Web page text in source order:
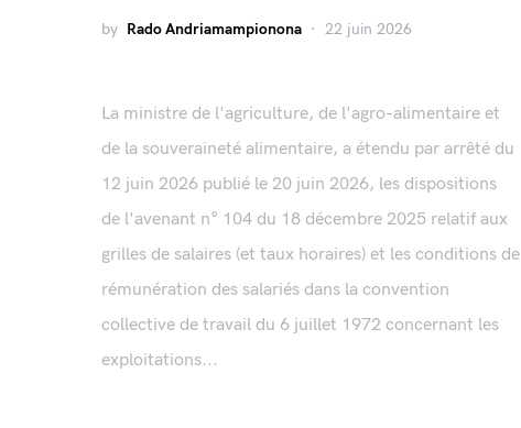
by Rado Andriamampionona 22 juin 2026
La ministre de l'agriculture, de l'agro-alimentaire et
de la souveraineté alimentaire, a étendu par arrêté du
12 juin 2026 publié le 20 juin 2026, les dispositions
de l'avenant n° 104 du 18 décembre 2025 relatif aux
grilles de salaires (et taux horaires) et les conditions de
rémunération des salariés dans la convention
collective de travail du 6 juillet 1972 concernant les
exploitations...